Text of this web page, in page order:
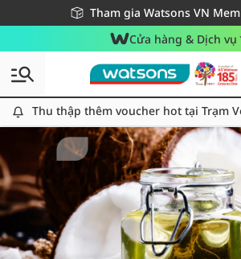
Tham gia Watsons VN
Miễn phí giao hàng cho đơn
Giao hàng nhanh 24h - Áp dụng khu
Cửa hàng & Dịch vụ
Thu thập thêm voucher hot tại Trạm Voucher
Thu thập thêm voucher hot tại Trạm
Tag:daudua2